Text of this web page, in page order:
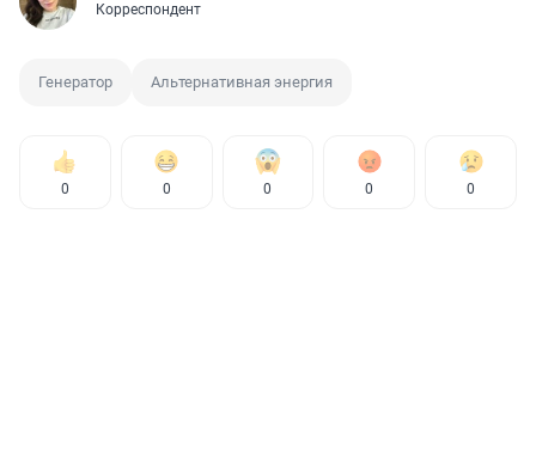
Корреспондент
Генератор Альтернативная энергия
0 0 0 0 0